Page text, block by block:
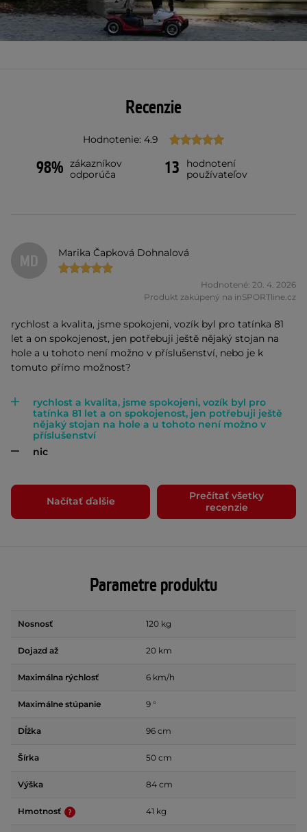
Recenzie
Hodnotenie: 4.9
98% zákazníkov
odporúča
13
hodnotení
používateľov
MD Marika Čapková Dohnalová
Hodnotené: 20. 4. 2026
Produkt zakúpený na inSPORTline.cz
rychlost a kvalita, jsme spokojeni, vozík byl pro tatínka 81
let a on spokojenost, jen potřebuji ještě nějaký stojan na
hole a u tohoto není možno v příslušenství, nebo je k
tomuto přímo možnost?
rychlost a kvalita, jsme spokojeni, vozík byl pro
tatínka 81 let a on spokojenost, jen potřebuji ještě
nějaký stojan na hole a u tohoto není možno v
příslušenství
nic
Načítať ďalšie
Prečítať všetky
recenzie
Parametre produktu
Nosnosť 120 kg
Dojazd až 20 km
Maximálna rýchlosť 6 km/h
Maximálne stúpanie 9 °
Dĺžka 96 cm
Šírka 50 cm
Výška 84 cm
Hmotnosť 41 kg